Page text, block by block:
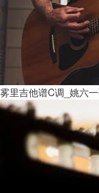
雾里吉他谱C调_姚六